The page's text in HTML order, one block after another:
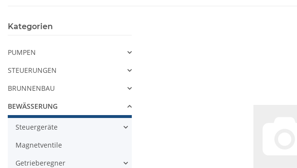
Kategorien
PUMPEN
STEUERUNGEN
BRUNNENBAU
BEWÄSSERUNG
Steuergeräte
Magnetventile
Getrieberegner